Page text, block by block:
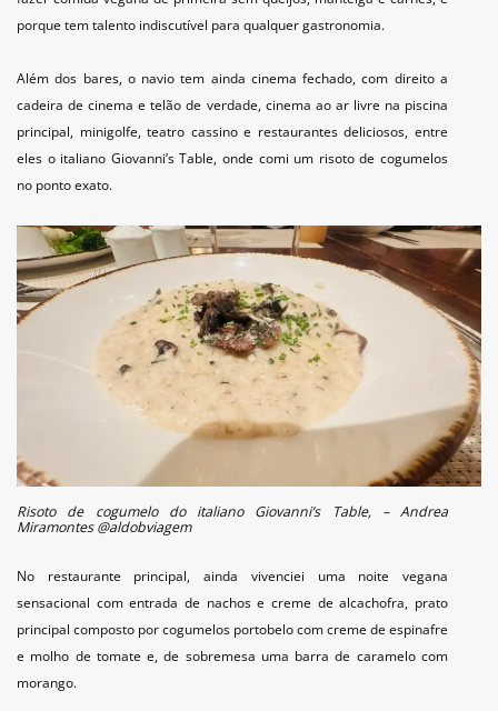
porque tem talento indiscutível para qualquer gastronomia.
Além dos bares, o navio tem ainda cinema fechado, com direito a
cadeira de cinema e telão de verdade, cinema ao ar livre na piscina
principal, minigolfe, teatro cassino e restaurantes deliciosos, entre
eles o italiano Giovanni’s Table, onde comi um risoto de cogumelos
no ponto exato.
Risoto de cogumelo do italiano Giovanni’s Table, – Andrea
Miramontes @aldobviagem
No restaurante principal, ainda vivenciei uma noite vegana
sensacional com entrada de nachos e creme de alcachofra, prato
principal composto por cogumelos portobelo com creme de espinafre
e molho de tomate e, de sobremesa uma barra de caramelo com
morango.